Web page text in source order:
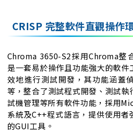
CRISP 完整軟件直觀操作
Chroma 3650-S2採用Chroma整
是一套易於操作且功能強大的軟
效地進行測試開發，其功能涵蓋
等，整合了測試程式開發、測試
試機管理等所有軟件功能，採用
系統及C++程式語言，提供使用
的GUI工具。